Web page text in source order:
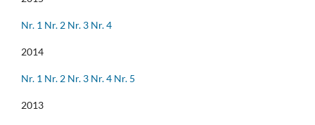
Nr. 1 Nr. 2 Nr. 3 Nr. 4
2014
Nr. 1 Nr. 2 Nr. 3 Nr. 4 Nr. 5
2013